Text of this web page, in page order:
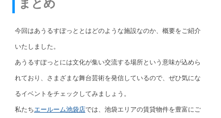
まとめ
今回はあうるすぽっととはどのような施設なのか、概要をご紹介
いたしました。
あうるすぽっとには文化が集い交流する場所という意味が込めら
れており、さまざまな舞台芸術を発信しているので、ぜひ気にな
るイベントをチェックしてみましょう。
私たちエールーム池袋店では、池袋エリアの賃貸物件を豊富にご